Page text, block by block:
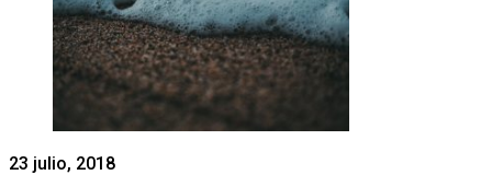
23 julio, 2018